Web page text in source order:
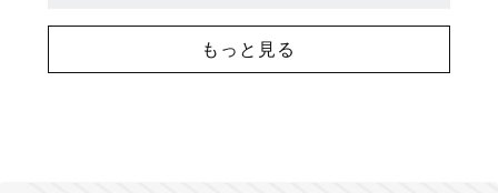
もっと見る